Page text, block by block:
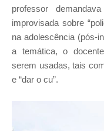
professor
improvisada sobre
na adolescência (pós-
a temática, o
serem usadas, tais
e “dar o cu”.